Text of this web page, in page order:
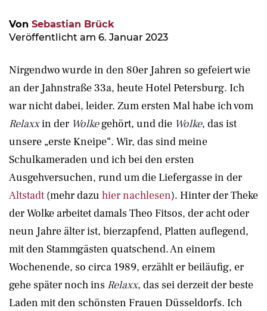
Von Sebastian Brück
Veröffentlicht am 6. Januar 2023
Nirgendwo wurde in den 80er Jahren so gefeiert wie
an der Jahnstraße 33a, heute Hotel Petersburg. Ich
war nicht dabei, leider. Zum ersten Mal habe ich vom
Relaxxin der Wolkegehört, und die Wolke, das ist
unsere „erste Kneipe“. Wir, das sind meine
Schulkameraden und ich bei den ersten
Ausgehversuchen, rund um die Liefergasse in der
Altstadt (mehr dazu hier nachlesen). Hinter der Theke
der Wolke arbeitet damals Theo Fitsos, der acht oder
neun Jahre älter ist, bierzapfend, Platten auflegend,
mit den Stammgästen quatschend. An einem
Wochenende, so circa 1989, erzählt er beiläufig, er
gehe später noch ins Relaxx, das sei derzeit der beste
Laden mit den schönsten Frauen Düsseldorfs. Ich